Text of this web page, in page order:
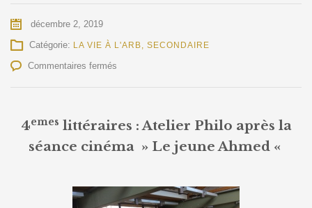
décembre 2, 2019
Catégorie: LA VIE À L'ARB, SECONDAIRE
Commentaires fermés
Atelier
après
cinéma
«
4emes littéraires : Atelier Philo après la
séance cinéma » Le jeune Ahmed «